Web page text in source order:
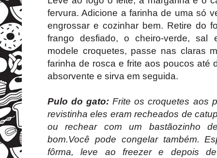
fervura. Adicione a farinha de uma só
engrossar e cozinhar bem. Retire do
frango desfiado, o cheiro-verde, sal
modele croquetes, passe nas claras
farinha de rosca e frite aos poucos até
absorvente e sirva em seguida.
Pulo do gato: Frite os croquetes aos
revistinha eles eram recheados de
ou rechear com um bastãozinho
bom.Você pode congelar também.
fôrma, leve ao freezer e depois